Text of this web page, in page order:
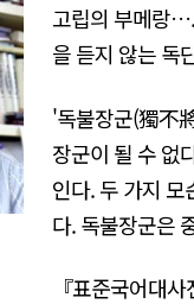
고립의 부메랑
을 듣지 않는 독
'독불장군(獨不
장군이 될 수 없
인다. 두 가지
다. 독불장군은
『표준국어대